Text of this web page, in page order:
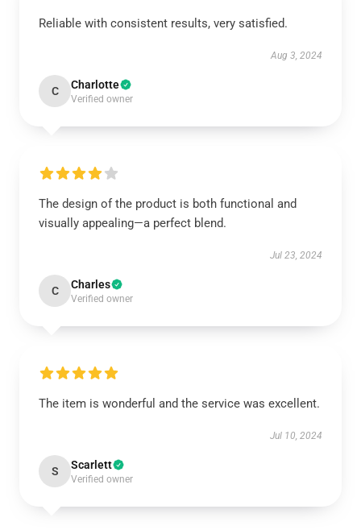
Reliable with consistent results, very satisfied.
Aug 3, 2024
C Charlotte
Verified owner
The design of the product is both functional and
visually appealing—a perfect blend.
Jul 23, 2024
C Charles
Verified owner
The item is wonderful and the service was excellent.
Jul 10, 2024
S Scarlett
Verified owner